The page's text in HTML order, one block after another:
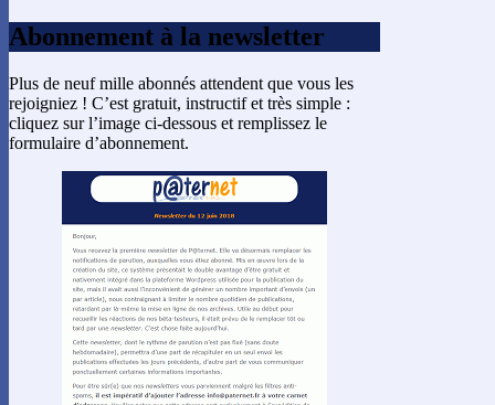
Abonnement à la newsletter
Plus de neuf mille abonnés attendent que vous les
rejoigniez ! C’est gratuit, instructif et très simple :
cliquez sur l’image ci-dessous et remplissez le
formulaire d’abonnement.